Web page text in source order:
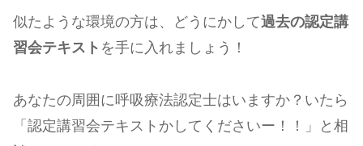
似たような環境の方は、どうにかして過去の認定講
習会テキスト を手に入れましょう！
あなたの周囲に呼吸療法認定士はいますか？いたら
「認定講習会テキストかしてくださいー！！」と相